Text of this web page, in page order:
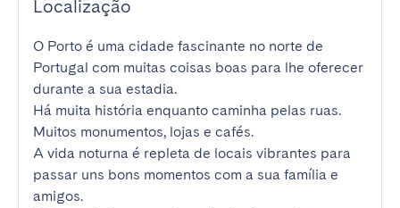
Localização
O Porto é uma cidade fascinante no norte de
Portugal com muitas coisas boas para lhe oferecer
durante a sua estadia.
Há muita história enquanto caminha pelas ruas.
Muitos monumentos, lojas e cafés.
A vida noturna é repleta de locais vibrantes para
passar uns bons momentos com a sua família e
amigos.